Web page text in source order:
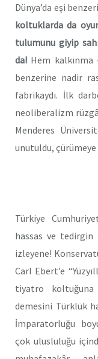
Dünya’da eşi
koltuklarda da
tulumunu giyip
da! Hem
benzerine nadir
fabrikaydı. İlk
neoliberalizm
Menderes
unutuldu,
Türkiye
hassas ve
izleyene!
Carl Ebert’e
tiyatro koltuğuna
demesini Türklük
İmparatorluğu
çok ulusluluğu